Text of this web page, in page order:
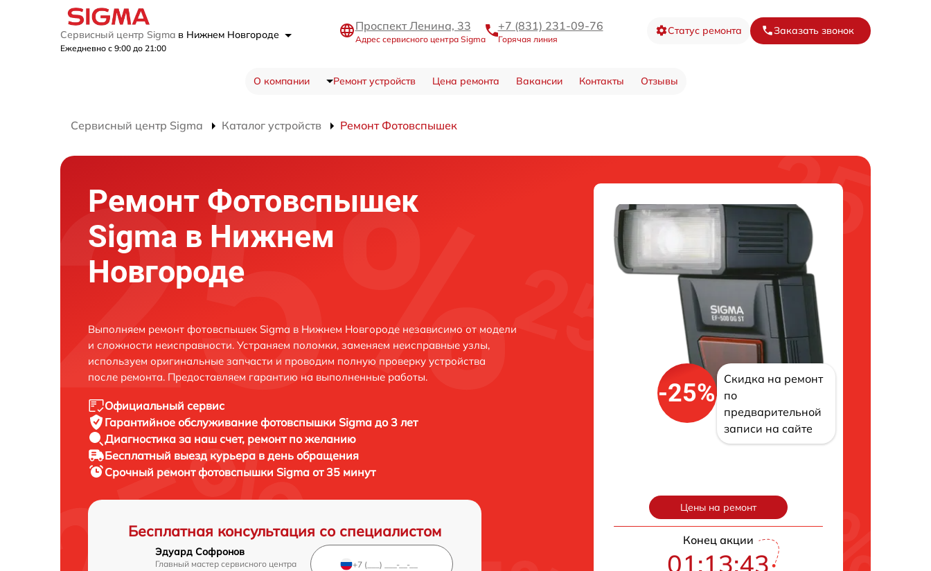
Сервисный центр Sigma в Нижнем Новгороде
Ежедневно с 9:00 до 21:00
Проспект Ленина, 33
Адрес сервисного центра Sigma
+7 (831) 231-09-76
Горячая линия
Статус ремонта Заказать звонок
О компании Ремонт устройств Цена ремонта Вакансии Контакты Отзывы
Сервисный центр Sigma Каталог устройств Ремонт Фотовспышек
Ремонт Фотовспышек
Sigma в Нижнем
Новгороде
Выполняем ремонт фотовспышек Sigma в Нижнем Новгороде независимо от модели
и сложности неисправности. Устраняем поломки, заменяем неисправные узлы,
используем оригинальные запчасти и проводим полную проверку устройства
после ремонта. Предоставляем гарантию на выполненные работы.
Официальный сервис
Гарантийное обслуживание фотовспышки Sigma до 3 лет
Диагностика за наш счет, ремонт по желанию
Бесплатный выезд курьера в день обращения
Срочный ремонтфотовспышки Sigma от 35 минут
Бесплатная консультация со специалистом
Эдуард Софронов
Главный мастер сервисного центра
-25%
Скидка на ремонт
по
предварительной
записи на сайте
Цены на ремонт
Конец акции
01:13:42